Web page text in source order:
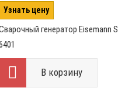
Узнать цену
генератор Eisemann S
В корзину